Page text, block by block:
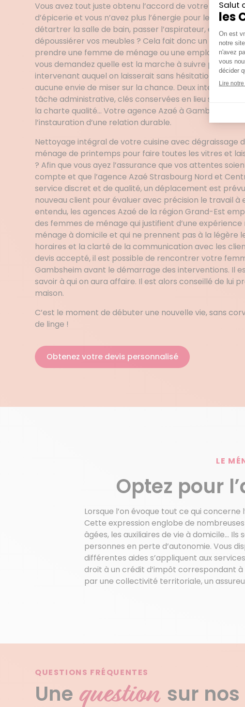
Vous avez tout juste obtenu l’accord de votre
d’épicerie et vous n’avez plus l’énergie pour les
détartrer la salle de bain, passer l’aspirateur, effectuer
dépoussiérer vos meubles ? Cela fait donc un moment
prendre une femme de ménage ou une employée de
vous demandez quelle est la marche à suivre pour
intervenant auquel on laisserait sans hésitation ses clés
aucune envie de miser sur la chance. Deux
tâche administrative, clés conservées en lieu sûr,
la charte qualité… Votre agence Azaé à Gambsheim
l’instauration d’une relation durable.
Nettoyage intégral de votre cuisine avec dégraissage
ménage de printemps pour faire toutes les vitres et
? Afin que vous ayez l’assurance que vos attentes
compte et que l’agence Azaé Strasbourg Nord et
service discret et de qualité, un déplacement est
nouveau client pour évaluer avec précision le travail à
entendu, les agences Azaé de la région Grand-Est
des femmes de ménage qui justifient d’une expérience
ménage à domicile et qui ne prennent pas à la légère
horaires et la clarté de la communication avec les
devis accepté, il est possible de rencontrer votre
Gambsheim avant le démarrage des interventions. Il
savoir à qui on aura affaire. Il est alors conseillé de lui
maison.
C’est le moment de débuter une nouvelle vie, sans
de linge !
Obtenez votre devis personnalisé
LE
Optez pour
Lorsque l’on évoque tout ce qui
Cette expression englobe de
âgées, les auxiliaires de vie à domicile…
personnes en perte d’autonomie. Vous
différentes aides s’appliquent aux
droit à un crédit d’impôt correspondant à
par une collectivité territoriale, un
QUESTIONS FRÉQUENTES
Une question sur nos